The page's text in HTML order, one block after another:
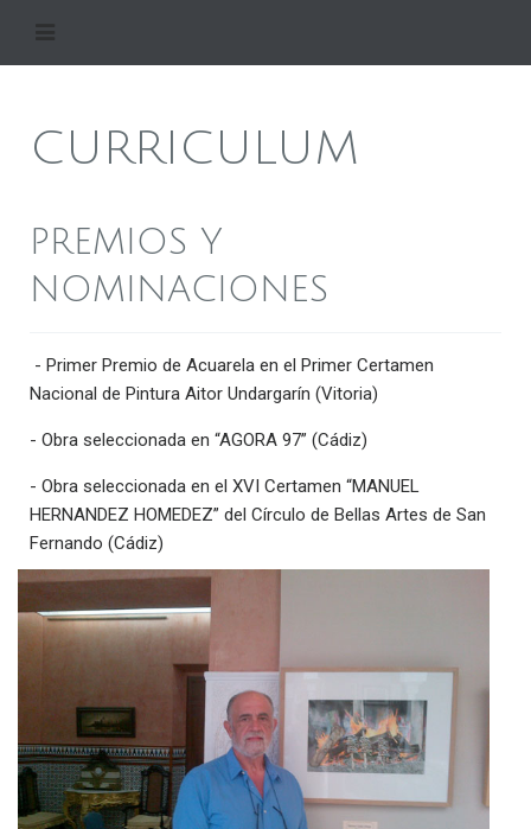
CURRICULUM
PREMIOS Y
NOMINACIONES
- Primer Premio de Acuarela en el Primer Certamen
Nacional de Pintura Aitor Undargarín (Vitoria)
- Obra seleccionada en “AGORA 97” (Cádiz)
- Obra seleccionada en el XVI Certamen “MANUEL
HERNANDEZ HOMEDEZ” del Círculo de Bellas Artes de San
Fernando (Cádiz)